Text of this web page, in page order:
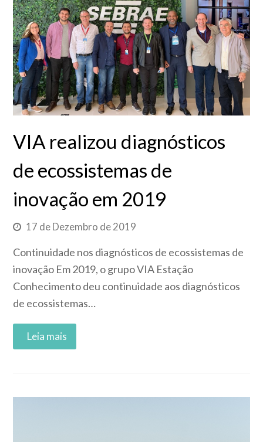
VIA realizou diagnósticos
de ecossistemas de
inovação em 2019
17 de Dezembro de 2019
Continuidade nos diagnósticos de ecossistemas de
inovação Em 2019, o grupo VIA Estação
Conhecimento deu continuidade aos diagnósticos
de ecossistemas…